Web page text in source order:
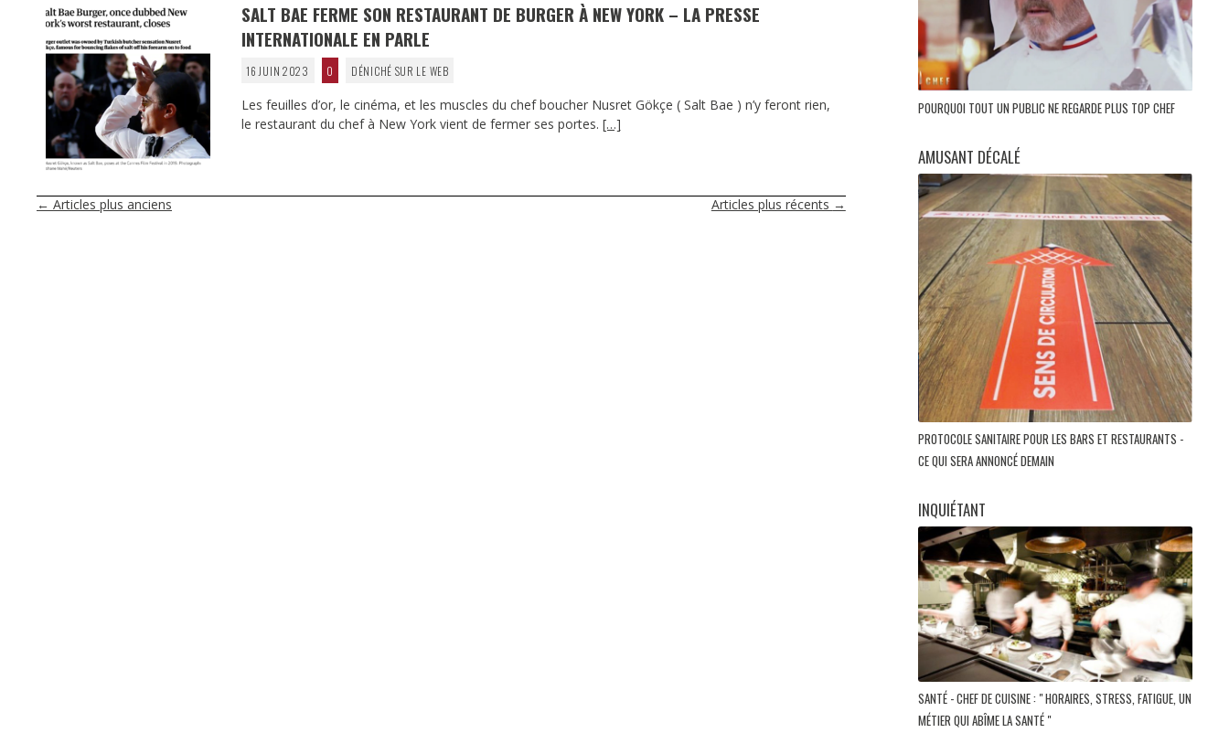
SALT BAE FERME SON RESTAURANT DE BURGER À NEW YORK – LA PRESSE
INTERNATIONALE EN PARLE
16 JUIN 2023 0 DÉNICHÉ SUR LE WEB
Les feuilles d’or, le cinéma, et les muscles du chef boucher Nusret Gökçe ( Salt Bae ) n’y feront rien,
le restaurant du chef à New York vient de fermer ses portes. […]
NAVIGATION
DES
← Articles plus anciens Articles plus récents →
POURQUOI TOUT UN PUBLIC NE REGARDE PLUS TOP CHEF
AMUSANT DÉCALÉ
PROTOCOLE SANITAIRE POUR LES BARS ET RESTAURANTS -
CE QUI SERA ANNONCÉ DEMAIN
INQUIÉTANT
SANTÉ - CHEF DE CUISINE : " HORAIRES, STRESS, FATIGUE, UN
MÉTIER QUI ABÎME LA SANTÉ "